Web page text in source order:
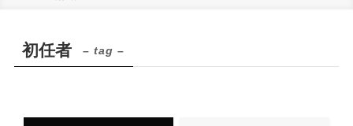
初任者 – tag –